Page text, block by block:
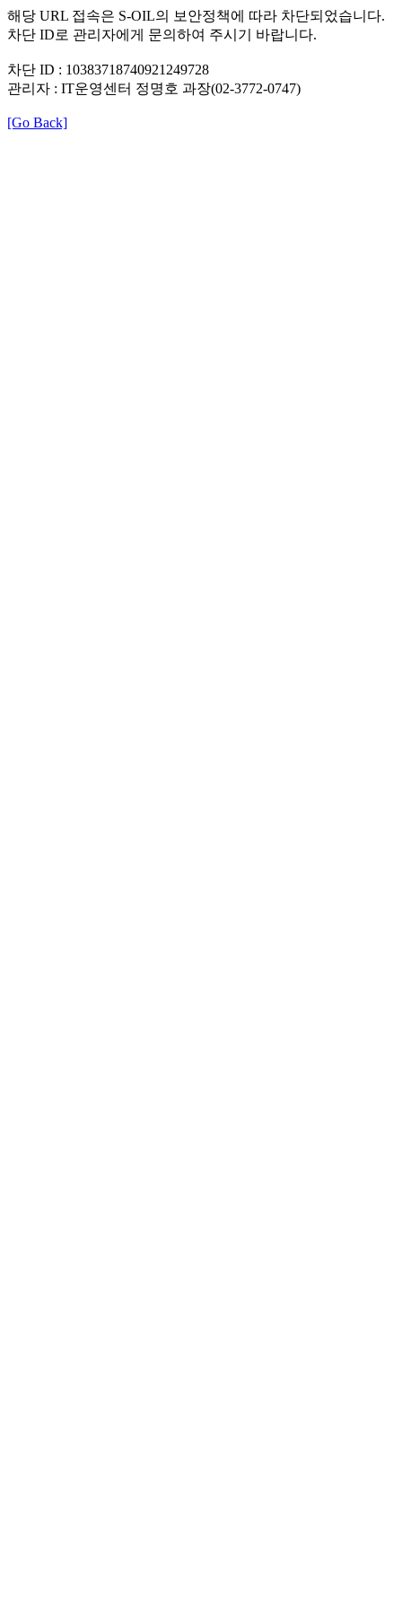
해당 URL 접속은 S-OIL의 보안정책에 따라 차단되었습니다.
차단 ID로 관리자에게 문의하여 주시기 바랍니다.
차단 ID : 10383718740921249728
관리자 : IT운영센터 정명호 과장(02-3772-0747)
[Go Back]